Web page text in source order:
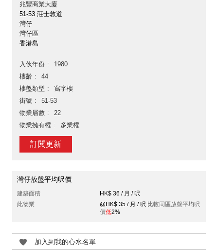
兆豐商業大廈
51-53 莊士敦道
灣仔
灣仔區
香港島
入伙年份
1980
樓齡
44
樓盤類型
寫字樓
街號
51-53
物業層數
22
物業擁有權
多業權
訂閱更新
灣仔放盤平均呎價
建築面積
HK$ 36 / 月 / 呎
此物業
@HK$ 35 / 月 / 呎 比較同區放盤平均呎
價低2%
加入到我的心水名單